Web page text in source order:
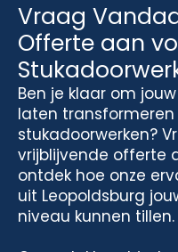
Vraag
Offerte aan
Ben je klaar om
laten
stukadoorwerken?
vrijblijvende offerte
ontdek hoe onze
uit Leopoldsburg
niveau kunnen tillen.